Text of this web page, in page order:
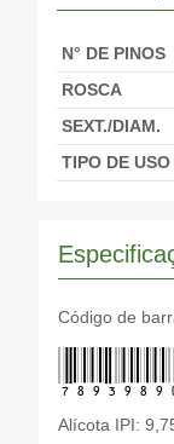
N° DE PINOS
ROSCA
SEXT./DIAM.
TIPO DE USO
Código de
Alícota IPI: